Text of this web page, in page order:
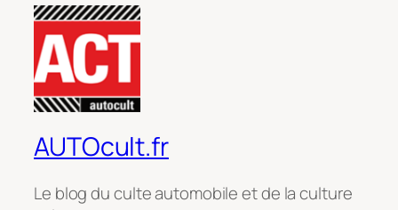
AUTOcult.fr
Le blog du culte automobile et de la culture